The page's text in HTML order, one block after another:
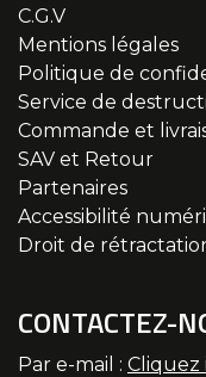
C.G.V
Mentions légales
Politique de
Service de
Commande et
SAV et Retour
Partenaires
Accessibilité
Droit de
CONTACTEZ-
Par e-mail : Cliquez